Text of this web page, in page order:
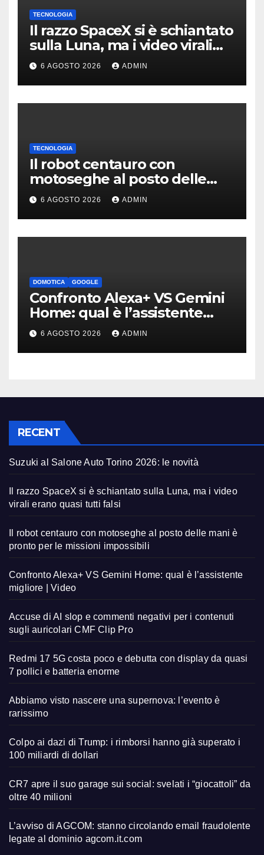
TECNOLOGIA
Il razzo SpaceX si è schiantato
sulla Luna, ma i video virali
erano quasi tutti falsi
6 AGOSTO 2026 ADMIN
TECNOLOGIA
Il robot centauro con
motoseghe al posto delle
mani è pronto per le missioni
impossibili
6 AGOSTO 2026 ADMIN
DOMOTICA GOOGLE
Confronto Alexa+ VS Gemini
Home: qual è l’assistente
migliore | Video
6 AGOSTO 2026 ADMIN
RECENT
Suzuki al Salone Auto Torino 2026: le novità
Il razzo SpaceX si è schiantato sulla Luna, ma i video
virali erano quasi tutti falsi
Il robot centauro con motoseghe al posto delle mani è
pronto per le missioni impossibili
Confronto Alexa+ VS Gemini Home: qual è l’assistente
migliore | Video
Accuse di AI slop e commenti negativi per i contenuti
sugli auricolari CMF Clip Pro
Redmi 17 5G costa poco e debutta con display da quasi
7 pollici e batteria enorme
Abbiamo visto nascere una supernova: l’evento è
rarissimo
Colpo ai dazi di Trump: i rimborsi hanno già superato i
100 miliardi di dollari
CR7 apre il suo garage sui social: svelati i “giocattoli” da
oltre 40 milioni
L’avviso di AGCOM: stanno circolando email fraudolente
legate al dominio agcom.it.com